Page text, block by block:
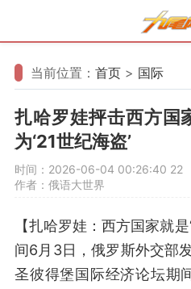
当前位置： 首页 > 国际
扎哈罗娃抨击西方国
为‘21世纪海盗’
时间：2026-06-04 00:26:40 22
作者：俄语大世界
【扎哈罗娃：西方国家就
间6月3日，俄罗斯外交部
圣彼得堡国际经济论坛期